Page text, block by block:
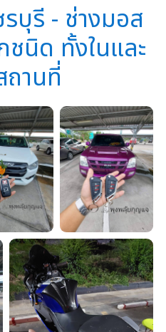
บุรี - ช่างมอส
นิด ทั้งในและ
านที่